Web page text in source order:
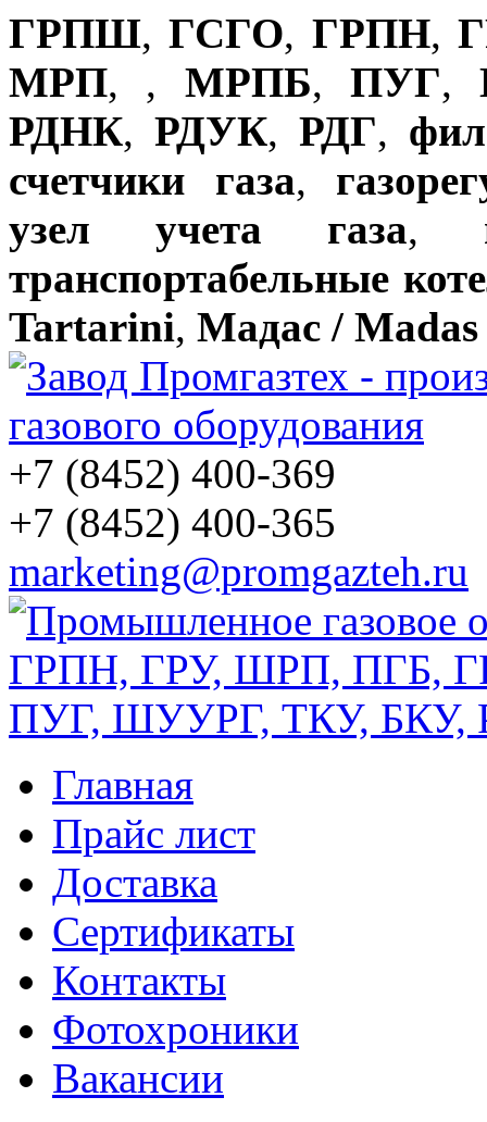
ГРПШ,ГСГО, ГРПН,
МРП, , МРПБ, ПУГ,
РДНК, РДУК, РДГ,
счетчики газа,
узел учета газа,
транспортабельные
Tartarini, Мадас / Madas
+7 (8452) 400-369
+7 (8452) 400-365
marketing@promgazteh.ru
Главная
Прайс лист
Доставка
Сертификаты
Контакты
Фотохроники
Вакансии